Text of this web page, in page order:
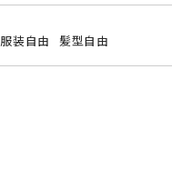
服装自由 髪型自由